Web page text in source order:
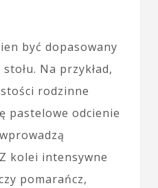
być dopasowany
Na przykład,
rodzinne
pastelowe odcienie
kolei intensywne
pomarańcz,